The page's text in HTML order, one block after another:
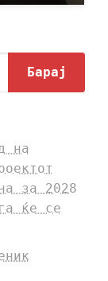
Барај
на
за 2028
ќе се